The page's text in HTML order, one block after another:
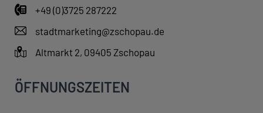
+49 (0)3725 287222
stadtmarketing@zschopau.de
Altmarkt 2, 09405 Zschopau
ÖFFNUNGSZEITEN